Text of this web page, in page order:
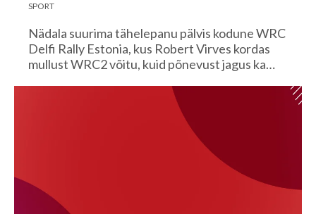
SPORT
Nädala suurima tähelepanu pälvis kodune WRC
Delfi Rally Estonia, kus Robert Virves kordas
mullust WRC2 võitu, kuid põnevust jagus ka…